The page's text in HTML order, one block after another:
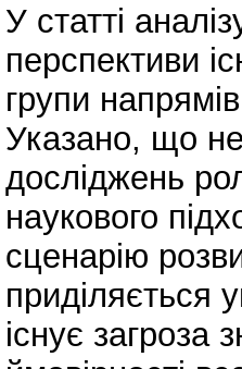
У статті
перспективи
групи
Указано, що
досліджень
наукового
сценарію
приділяється
існує загроза